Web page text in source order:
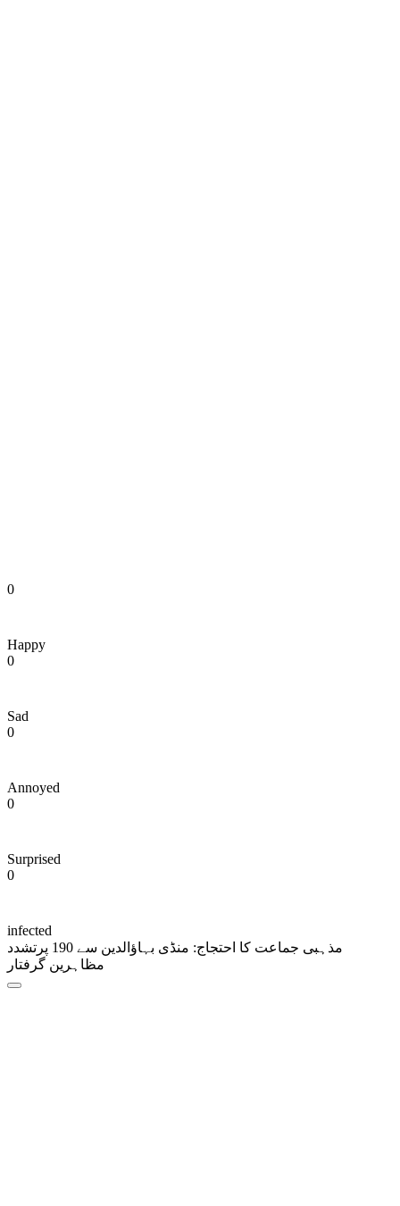
0
Happy
0
Sad
0
Annoyed
0
Surprised
0
infected
مذہبی جماعت کا احتجاج: منڈی بہاؤالدین سے 190 پرتشدد
مظاہرین گرفتار